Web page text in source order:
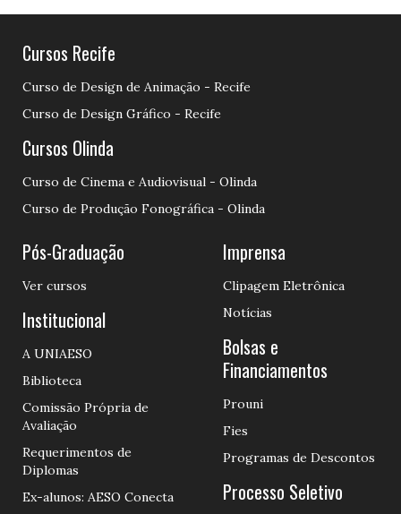
Cursos Recife
Curso de Design de Animação - Recife
Curso de Design Gráfico - Recife
Cursos Olinda
Curso de Cinema e Audiovisual - Olinda
Curso de Produção Fonográfica - Olinda
Pós-Graduação
Ver cursos
Institucional
A UNIAESO
Biblioteca
Comissão Própria de
Avaliação
Requerimentos de
Diplomas
Ex-alunos: AESO Conecta
Imprensa
Clipagem Eletrônica
Notícias
Bolsas e
Financiamentos
Prouni
Fies
Programas de Descontos
Processo Seletivo